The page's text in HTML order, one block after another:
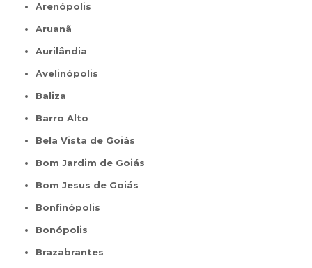
Arenópolis
Aruanã
Aurilândia
Avelinópolis
Baliza
Barro Alto
Bela Vista de Goiás
Bom Jardim de Goiás
Bom Jesus de Goiás
Bonfinópolis
Bonópolis
Brazabrantes